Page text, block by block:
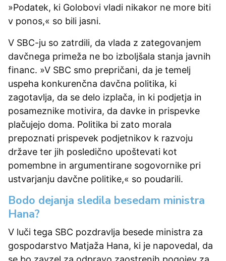
»Podatek, ki Golobovi vladi nikakor ne more biti
v ponos,« so bili jasni.
V SBC-ju so zatrdili, da vlada z zategovanjem
davčnega primeža ne bo izboljšala stanja javnih
financ. »V SBC smo prepričani, da je temelj
uspeha konkurenčna davčna politika, ki
zagotavlja, da se delo izplača, in ki podjetja in
posameznike motivira, da davke in prispevke
plačujejo doma. Politika bi zato morala
prepoznati prispevek podjetnikov k razvoju
države ter jih posledično upoštevati kot
pomembne in argumentirane sogovornike pri
ustvarjanju davčne politike,« so poudarili.
Bodo dejanja sledila besedam ministra
Hana?
V luči tega SBC pozdravlja besede ministra za
gospodarstvo Matjaža Hana, ki je napovedal, da